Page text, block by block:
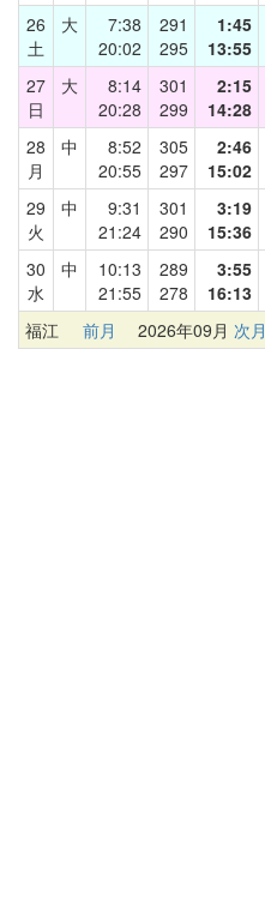
26
土
大
7:38
20:02
291
295
1:45
13:55
27
日
大
8:14
20:28
301
299
2:15
14:28
28
月
中
8:52
20:55
305
297
2:46
15:02
29
火
中
9:31
21:24
301
290
3:19
15:36
30
水
中
10:13
21:55
289
278
3:55
16:13
福江 前月 2026年09月 次月